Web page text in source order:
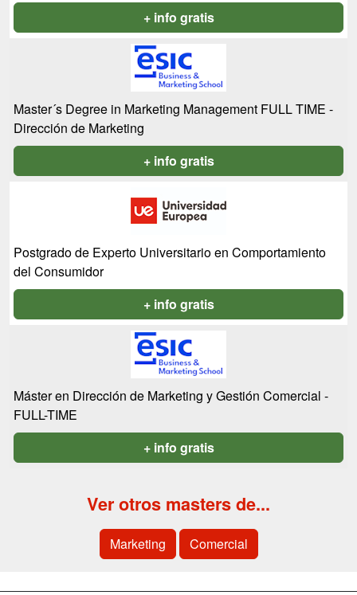
+ info gratis
Master´s Degree in Marketing Management FULL TIME -
Dirección de Marketing
+ info gratis
Postgrado de Experto Universitario en Comportamiento
del Consumidor
+ info gratis
Máster en Dirección de Marketing y Gestión Comercial -
FULL-TIME
+ info gratis
Ver otros masters de...
Marketing Comercial